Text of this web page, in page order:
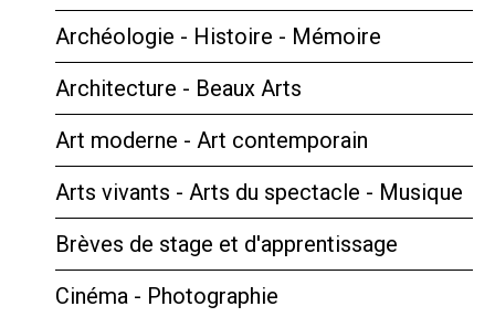
Archéologie - Histoire - Mémoire
Architecture - Beaux Arts
Art moderne - Art contemporain
Arts vivants - Arts du spectacle - Musique
Brèves de stage et d'apprentissage
Cinéma - Photographie